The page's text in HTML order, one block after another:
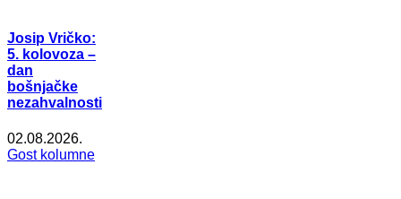
Josip Vričko:
5. kolovoza –
dan
bošnjačke
nezahvalnosti
02.08.2026.
Gost kolumne